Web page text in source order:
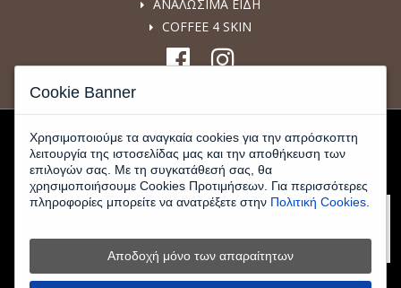
ΑΝΑΛΩΣΙΜΑ ΕΙΔΗ
COFFEE 4 SKIN
© 2026 www.kafeemporiki-shop.gr - All Rights Reserved |Κατασκευή
Cookie Banner
Χρησιμοποιούμε τα αναγκαία cookies για την απρόσκοπτη
λειτουργία της ιστοσελίδας μας και την αποθήκευση των
επιλογών σας. Με τη συγκατάθεσή σας, θα
χρησιμοποιήσουμε Cookies Προτιμήσεων. Για περισσότερες
πληροφορίες μπορείτε να ανατρέξετε στην Πολιτική Cookies.
Αποδοχή μόνο των απαραίτητων